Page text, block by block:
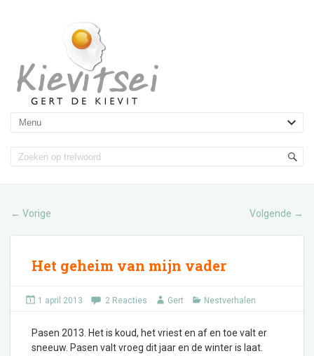
← Vorige Volgende →
Het geheim van mijn vader
1 april 2013 2 Reacties Gert Nestverhalen
Pasen 2013. Het is koud, het vriest en af en toe valt er
sneeuw. Pasen valt vroeg dit jaar en de winter is laat.